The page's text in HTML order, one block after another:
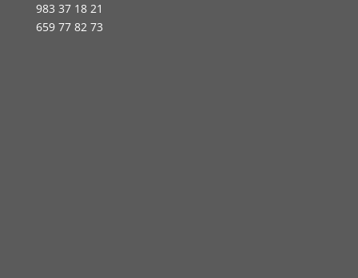
983 37 18 21
659 77 82 73